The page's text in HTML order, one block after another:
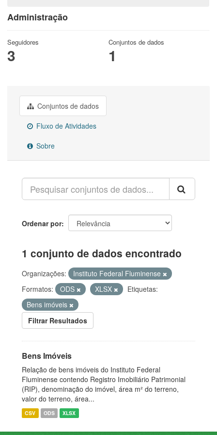
Administração
Seguidores
3
Conjuntos de dados
1
Conjuntos de dados
Fluxo de Atividades
Sobre
Ordenar por
1 conjunto de dados encontrado
Organizações:
Instituto Federal Fluminense
Formatos:
ODS XLSX
Etiquetas:
Bens imóveis
Filtrar Resultados
Bens Imóveis
Relação de bens imóveis do Instituto Federal
Fluminense contendo Registro Imobiliário Patrimonial
(RIP), denominação do imóvel, área m² do terreno,
valor do terreno, área...
CSV ODS XLSX